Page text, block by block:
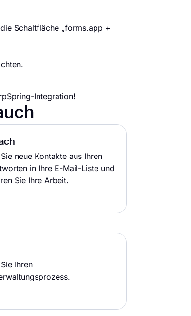
Schaltfläche „forms.app +
Integration!
neue Kontakte aus Ihren
in Ihre E-Mail-Liste und
Sie Ihre Arbeit.
Ihren